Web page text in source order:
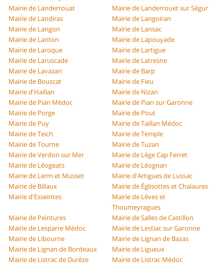
Mairie de Landerrouat
Mairie de Landerrouet sur Ségur
Mairie de Landiras
Mairie de Langoiran
Mairie de Langon
Mairie de Lansac
Mairie de Lanton
Mairie de Lapouyade
Mairie de Laroque
Mairie de Lartigue
Mairie de Laruscade
Mairie de Latresne
Mairie de Lavazan
Mairie de Barp
Mairie de Bouscat
Mairie de Fieu
Mairie d'Haillan
Mairie de Nizan
Mairie de Pian Médoc
Mairie de Pian sur Garonne
Mairie de Porge
Mairie de Pout
Mairie de Puy
Mairie de Taillan Médoc
Mairie de Teich
Mairie de Temple
Mairie de Tourne
Mairie de Tuzan
Mairie de Verdon sur Mer
Mairie de Lège Cap Ferret
Mairie de Léogeats
Mairie de Léognan
Mairie de Lerm et Musset
Mairie d'Artigues de Lussac
Mairie de Billaux
Mairie de Églisottes et Chalaures
Mairie d'Esseintes
Mairie de Lèves et
Thoumeyragues
Mairie de Peintures
Mairie de Salles de Castillon
Mairie de Lesparre Médoc
Mairie de Lestiac sur Garonne
Mairie de Libourne
Mairie de Lignan de Bazas
Mairie de Lignan de Bordeaux
Mairie de Ligueux
Mairie de Listrac de Durèze
Mairie de Listrac Médoc